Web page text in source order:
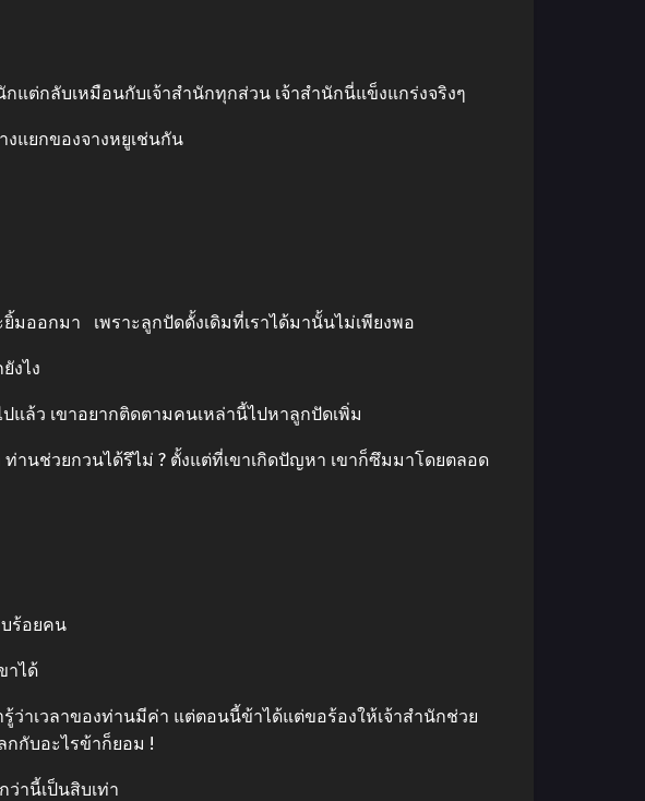
ต่กลับเหมือนกับเจ้าสำนักทุกส่วน เจ้าสำนักนี่แข็งแกร่งจริงๆ
แยกของจางหยูเช่นกัน
อกมา เพราะลูกปัดดั้งเดิมที่เราได้มานั้นไม่เพียงพอ
งไง
ล้ว เขาอยากติดตามคนเหล่านี้ไปหาลูกปัดเพิ่ม
ช่วยกวนได้รึไม่ ? ตั้งแต่ที่เขาเกิดปัญหา เขาก็ซึมมาโดยตลอด
ร้อยคน
าได้
เวลาของท่านมีค่า แต่ตอนนี้ข้าได้แต่ขอร้องให้เจ้าสำนักช่วย
กกับอะไรข้าก็ยอม !
านี้เป็นสิบเท่า